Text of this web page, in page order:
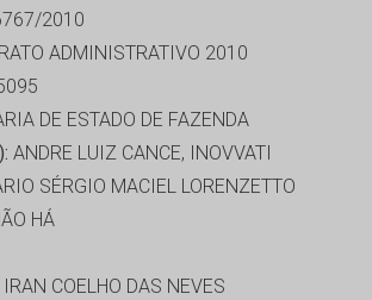
2010
ADMINISTRATIVO 2010
DE ESTADO DE FAZENDA
ANDRE LUIZ CANCE, INOVVATI
SÉRGIO MACIEL LORENZETTO
HÁ
COELHO DAS NEVES